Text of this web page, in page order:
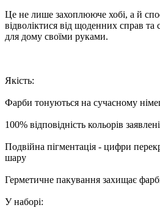
Це не лише захоплююче хобі, а й
відволіктися від щоденних справ
для дому своїми руками.
Якість:
Фарби тонуються на сучасному
100% відповідність кольорів
Подвійна пігментація - цифри
шару
Герметичне пакування захищає
У наборі: